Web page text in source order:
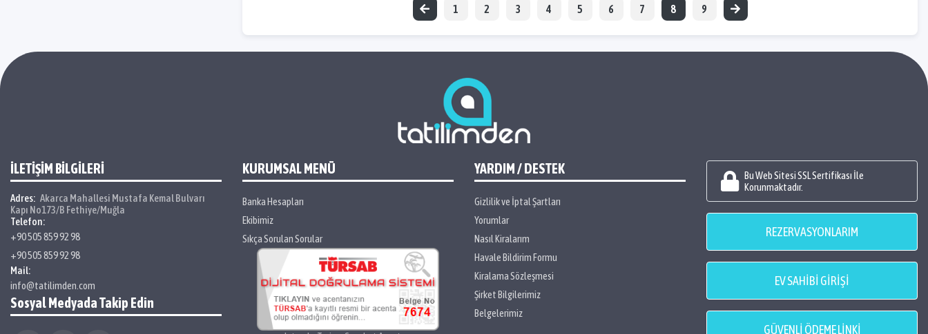
1 2 3 4 5 6 7 8 9
İLETİŞİM BİLGİLERİ
Adres: Akarca Mahallesi Mustafa Kemal Bulvarı
Kapı No173/B Fethiye/Muğla
Telefon:
+90 505 859 92 98
+90 505 859 92 98
Mail:
info@tatilimden.com
Sosyal Medyada Takip Edin
KURUMSAL MENÜ
Banka Hesapları
Ekibimiz
Sıkça Sorulan Sorular
YARDIM / DESTEK
Gizlilik ve İptal Şartları
Yorumlar
Nasıl Kiralarım
Havale Bildirim Formu
Kiralama Sözleşmesi
Şirket Bilgilerimiz
Belgelerimiz
Bu Web Sitesi SSL Sertifikası İle
Korunmaktadır.
REZERVASYONLARIM
EV SAHİBİ GİRİŞİ
GÜVENLİ ÖDEME LİNKİ